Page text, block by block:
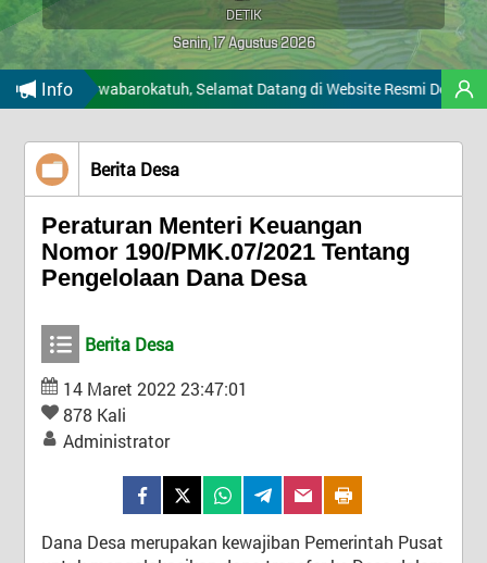
DATA DESA
STATISTIK DESA
BANTUAN
APBDES
PPID
LAYANAN
KONTAK
DETIK
Senin, 17 Agustus 2026
Info
wabarokatuh, Selamat Datang di Website Resmi Desa Lainungan
Berita Desa
Peraturan Menteri Keuangan
Nomor 190/PMK.07/2021 Tentang
Pengelolaan Dana Desa
Berita Desa
14 Maret 2022 23:47:01
878 Kali
Administrator
Dana Desa merupakan kewajiban Pemerintah Pusat
Tidak Ada di Kantor
Risma Saani
Kasi Kesejahteraan
Tidak Ada di Kantor
Kaur Perencanaan
Tidak Ada di Kantor
MEGAWATI
Kaur Keuangan
Tidak Ada di Kantor
NURLIAH
Staf Perencanaan
MAGRIFAH
Tidak Ada di Kantor
MUH. TAHIR
Kepala Dusun I Kulua